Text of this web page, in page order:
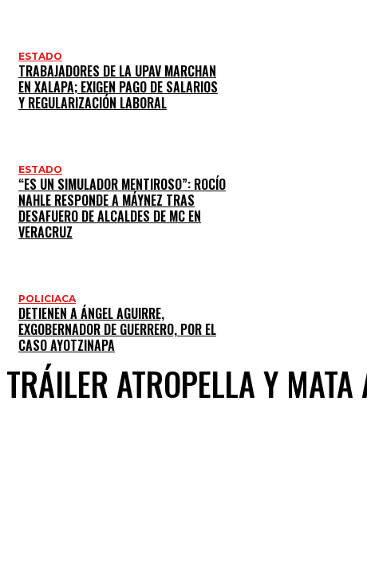
ESTADO
TRABAJADORES DE LA UPAV MARCHAN
EN XALAPA; EXIGEN PAGO DE SALARIOS
Y REGULARIZACIÓN LABORAL
ESTADO
“ES UN SIMULADOR MENTIROSO”: ROCÍO
NAHLE RESPONDE A MÁYNEZ TRAS
DESAFUERO DE ALCALDES DE MC EN
VERACRUZ
POLICIACA
DETIENEN A ÁNGEL AGUIRRE,
EXGOBERNADOR DE GUERRERO, POR EL
CASO AYOTZINAPA
TRÁILER ATROPELLA Y